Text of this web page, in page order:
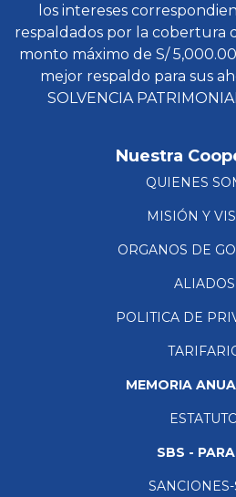
los intereses
respaldados por la cobertura
monto máximo de S/ 5,000.00
mejor respaldo para sus
SOLVENCIA
Nuestra
QUIENES
MISIÓN Y
ORGANOS DE
ALIADOS
POLITICA DE
MEMORIA
SBS -
SANCIONES-